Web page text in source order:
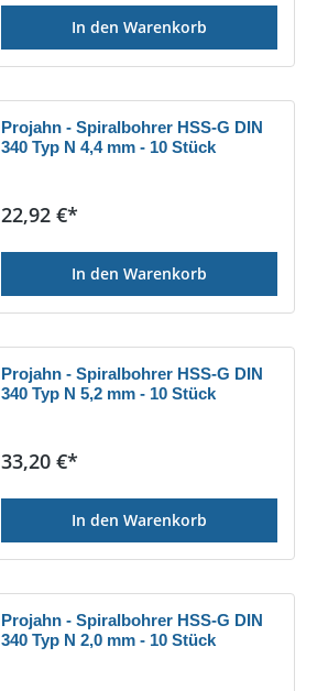
In den Warenkorb
Projahn - Spiralbohrer HSS-G DIN
340 Typ N 4,4 mm - 10 Stück
Regulärer Preis:
22,92 €*
In den Warenkorb
Projahn - Spiralbohrer HSS-G DIN
340 Typ N 5,2 mm - 10 Stück
Regulärer Preis:
33,20 €*
In den Warenkorb
Projahn - Spiralbohrer HSS-G DIN
340 Typ N 2,0 mm - 10 Stück